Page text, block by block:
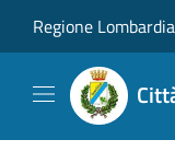
Regione Lombardia